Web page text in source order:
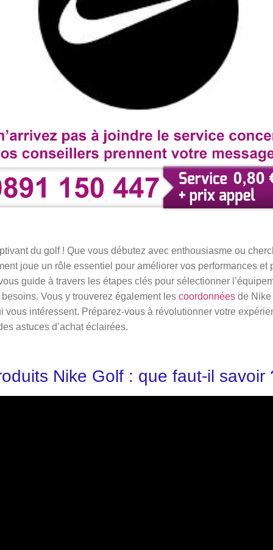
du golf ! Que vous débutez avec enthousiasme ou
joue un rôle essentiel pour améliorer vos performances et
guide à travers les étapes clés pour sélectionner
Vous y trouverez également les coordonnées de Nike
vous intéressent. Préparez-vous à révolutionner votre
astuces d’achat éclairées.
Nike Golf : que faut-il savoir